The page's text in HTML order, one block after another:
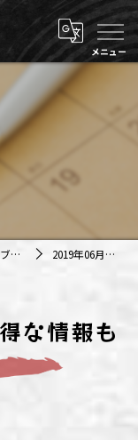
ブログ 2019年06月の記事
な情報も